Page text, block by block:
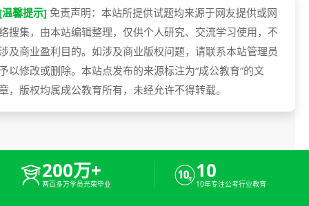
馨提示] 免责声明：本站所提供试题均来源于网友提供或网
搜集，由本站编辑整理，仅供个人研究、交流学习使用，不
及商业盈利目的。如涉及商业版权问题，请联系本站管理员
以修改或删除。本站点发布的来源标注为“成公教育”的文
，版权均属成公教育所有，未经允许不得转载。
200万+
两百多万学员光荣毕业
10
10年专注公考行业教育